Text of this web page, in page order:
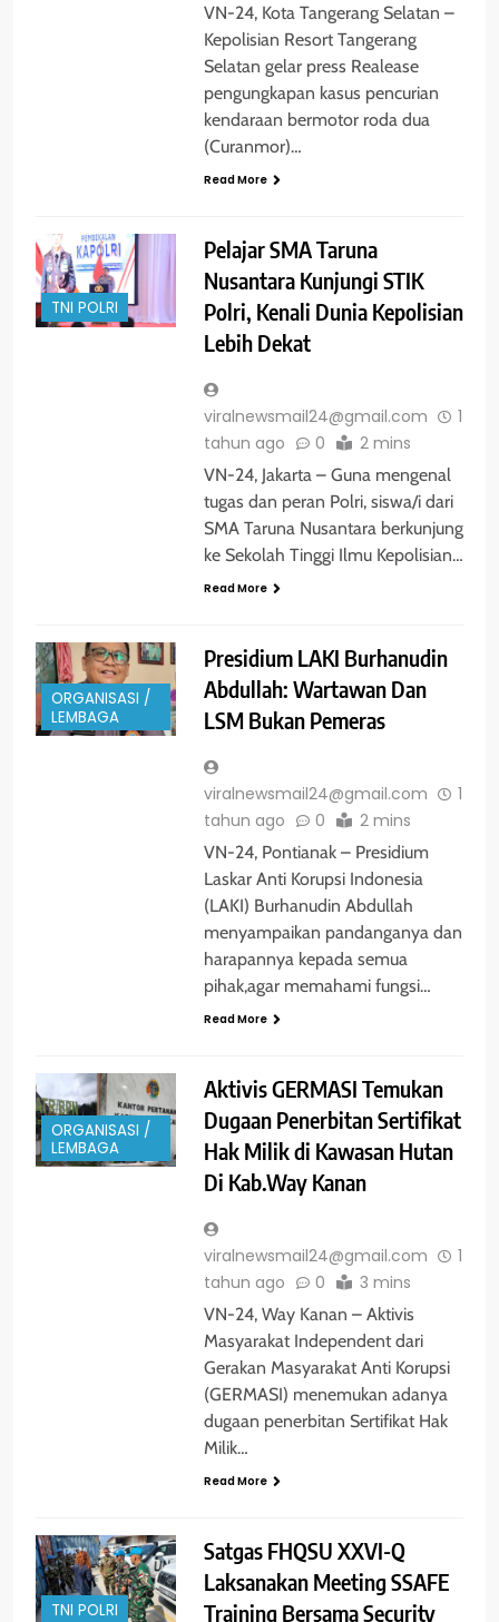
VN-24, Kota Tangerang Selatan –
Kepolisian Resort Tangerang
Selatan gelar press Realease
pengungkapan kasus pencurian
kendaraan bermotor roda dua
(Curanmor)…
Read More
TNI POLRI
Pelajar SMA Taruna
Nusantara Kunjungi STIK
Polri, Kenali Dunia Kepolisian
Lebih Dekat
viralnewsmail24@gmail.com
1
tahun ago
0 2 mins
VN-24, Jakarta – Guna mengenal
tugas dan peran Polri, siswa/i dari
SMA Taruna Nusantara berkunjung
ke Sekolah Tinggi Ilmu Kepolisian…
Read More
ORGANISASI /
LEMBAGA
Presidium LAKI Burhanudin
Abdullah: Wartawan Dan
LSM Bukan Pemeras
viralnewsmail24@gmail.com
1
tahun ago
0 2 mins
VN-24, Pontianak – Presidium
Laskar Anti Korupsi Indonesia
(LAKI) Burhanudin Abdullah
menyampaikan pandanganya dan
harapannya kepada semua
pihak,agar memahami fungsi…
Read More
ORGANISASI /
LEMBAGA
Aktivis GERMASI Temukan
Dugaan Penerbitan Sertifikat
Hak Milik di Kawasan Hutan
Di Kab.Way Kanan
viralnewsmail24@gmail.com
1
tahun ago
0 3 mins
VN-24, Way Kanan – Aktivis
Masyarakat Independent dari
Gerakan Masyarakat Anti Korupsi
(GERMASI) menemukan adanya
dugaan penerbitan Sertifikat Hak
Milik…
Read More
TNI POLRI
Satgas FHQSU XXVI-Q
Laksanakan Meeting SSAFE
Training Bersama Security